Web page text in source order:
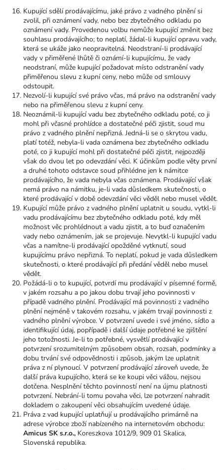
Kupující sdělí prodávajícímu, jaké právo z vadného plnění si
zvolil, při oznámení vady, nebo bez zbytečného odkladu po
oznámení vady. Provedenou volbu nemůže kupující změnit bez
souhlasu prodávajícího; to neplatí, žádal-li kupující opravu vady,
která se ukáže jako neopravitelná. Neodstraní-li prodávající
vady v přiměřené lhůtě či oznámí-li kupujícímu, že vady
neodstraní, může kupující požadovat místo odstranění vady
přiměřenou slevu z kupní ceny, nebo může od smlouvy
odstoupit.
Nezvolí-li kupující své právo včas, má právo na odstranění vady
nebo na přiměřenou slevu z kupní ceny.
Neoznámil-li kupující vadu bez zbytečného odkladu poté, co ji
mohl při včasné prohlídce a dostatečné péči zjistit, soud mu
právo z vadného plnění nepřizná. Jedná-li se o skrytou vadu,
platí totéž, nebyla-li vada oznámena bez zbytečného odkladu
poté, co ji kupující mohl při dostatečné péči zjistit, nejpozději
však do dvou let po odevzdání věci. K účinkům podle věty první
a druhé tohoto odstavce soud přihlédne jen k námitce
prodávajícího, že vada nebyla včas oznámena. Prodávající však
nemá právo na námitku, je-li vada důsledkem skutečnosti, o
které prodávající v době odevzdání věci věděl nebo musel vědět.
Kupující může právo z vadného plnění uplatnit u soudu, vytkl-li
vadu prodávajícímu bez zbytečného odkladu poté, kdy měl
možnost věc prohlédnout a vadu zjistit, a to buď označením
vady nebo oznámením, jak se projevuje. Nevytkl-li kupující vadu
včas a namítne-li prodávající opožděné vytknutí, soud
kupujícímu právo nepřizná. To neplatí, pokud je vada důsledkem
skutečnosti, o které prodávající při předání věděl nebo musel
vědět.
Požádá-li o to kupující, potvrdí mu prodávající v písemné formě,
v jakém rozsahu a po jakou dobu trvají jeho povinnosti v
případě vadného plnění. Prodávající má povinnosti z vadného
plnění nejméně v takovém rozsahu, v jakém trvají povinnosti z
vadného plnění výrobce. V potvrzení uvede i své jméno, sídlo a
identifikující údaj, popřípadě i další údaje potřebné ke zjištění
jeho totožnosti. Je-li to potřebné, vysvětlí prodávající v
potvrzení srozumitelným způsobem obsah, rozsah, podmínky a
dobu trvání své odpovědnosti i způsob, jakým lze uplatnit
práva z ní plynoucí. V potvrzení prodávající zároveň uvede, že
další práva kupujícího, která se ke koupi věci vážou, nejsou
dotčena. Nesplnění těchto povinností není na újmu platnosti
potvrzení. Nebrání-li tomu povaha věci, lze potvrzení nahradit
dokladem o zakoupení věci obsahujícím uvedené údaje.
Práva z vad kupující uplatňují u prodávajícího primárně na
adrese výrobce zboží nabízeného na internetovém obchodu:
Amicus SK s.r.o., Koreszkova 1012/9, 909 01 Skalica,
Slovenská republika.